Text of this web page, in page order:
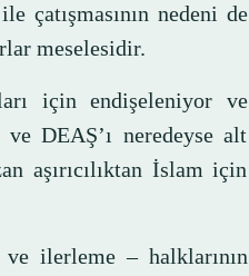
çatışmasının nedeni de
meselesidir.
için endişeleniyor ve
DEAŞ’ı neredeyse alt
aşırıcılıktan İslam için
ilerleme – halklarının